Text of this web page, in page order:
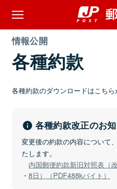
情報公開
各種約款
各種約款のダウンロードはこちら
各種約款改正のお
変更後の約款の内容について
たします。
内国郵便約款新旧対照表（
8日）（PDF488kバイト）